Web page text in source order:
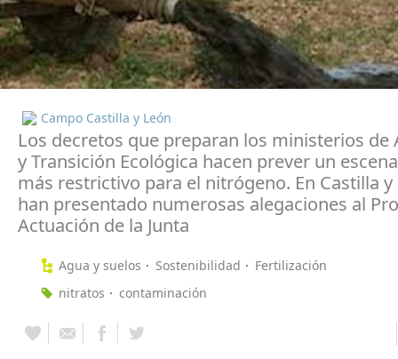
Campo Castilla y León
Los decretos que preparan los ministerios de
y Transición Ecológica hacen prever un
más restrictivo para el nitrógeno. En Castilla y
han presentado numerosas alegaciones al
Actuación de la Junta
Agua y suelos Sostenibilidad
Fertilización
nitratos
contaminación